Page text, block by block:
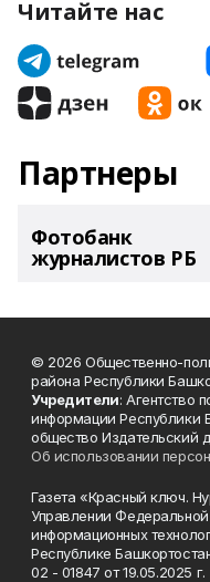
Читайте нас
Партнеры
Фотобанк
журналистов РБ
© 2026 Общественно-
района Республики
Учредители: Агентство
информации Республики
общество Издательский
Об использовании
Газета «Красный ключ.
Управлении
информационных
Республике
02 - 01847 от 19.05.2025 г.